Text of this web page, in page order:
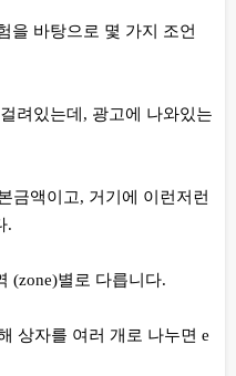
을 바탕으로 몇 가지 조언
려있는데, 광고에 나와있는
금액이고, 거기에 이런저런
.
(zone)별로 다릅니다.
상자를 여러 개로 나누면 e